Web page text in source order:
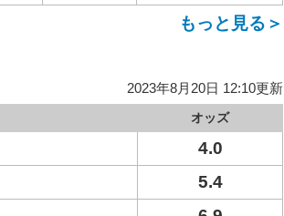
もっと見る＞
2023年8月20日 12:10更新
オッズ
4.0
5.4